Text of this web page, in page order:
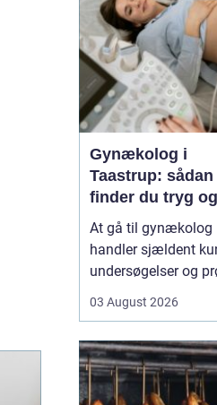
ikke bare en praktisk
nø...
Gynækolog i
Taastrup: sådan
finder du tryg og
professionel
At gå til gynækolog
handler sjældent
undersøgelser og
bekymring,
når de skal tale om
intime
Derfor betyder
03 August 2026